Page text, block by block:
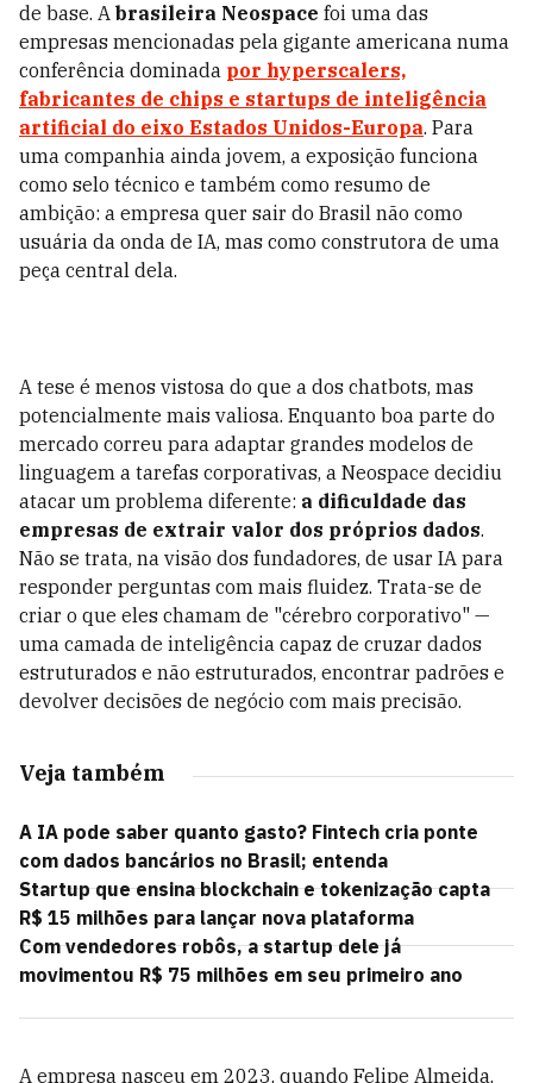
de base. A brasileira Neospace foi uma das
empresas mencionadas pela gigante americana numa
conferência dominada por hyperscalers,
fabricantes de chips e startups de inteligência
artificial do eixo Estados Unidos-Europa. Para
uma companhia ainda jovem, a exposição funciona
como selo técnico e também como resumo de
ambição: a empresa quer sair do Brasil não como
usuária da onda de IA, mas como construtora de uma
peça central dela.
A tese é menos vistosa do que a dos chatbots, mas
potencialmente mais valiosa. Enquanto boa parte do
mercado correu para adaptar grandes modelos de
linguagem a tarefas corporativas, a Neospace decidiu
atacar um problema diferente: a dificuldade das
empresas de extrair valor dos próprios dados.
Não se trata, na visão dos fundadores, de usar IA para
responder perguntas com mais fluidez. Trata-se de
criar o que eles chamam de "cérebro corporativo" —
uma camada de inteligência capaz de cruzar dados
estruturados e não estruturados, encontrar padrões e
devolver decisões de negócio com mais precisão.
Veja também
A IA pode saber quanto gasto? Fintech cria ponte
com dados bancários no Brasil; entenda
Startup que ensina blockchain e tokenização capta
R$ 15 milhões para lançar nova plataforma
Com vendedores robôs, a startup dele já
movimentou R$ 75 milhões em seu primeiro ano
A empresa nasceu em 2023, quando Felipe Almeida,